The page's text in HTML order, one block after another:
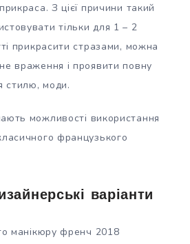
З цієї причини такий
тільки для 1 – 2
прикрасити стразами, можна
враження і проявити повну
стилю, моди.
можливості використання
французького
варіанти
манікюру френч 2018